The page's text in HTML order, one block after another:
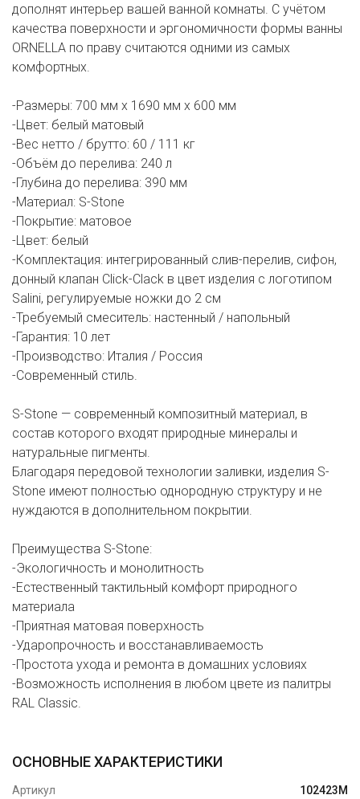
дополнят интерьер вашей ванной комнаты. С учётом
качества поверхности и эргономичности формы ванны
ORNELLA по праву считаются одними из самых
комфортных.
-Размеры: 700 мм х 1690 мм х 600 мм
-Цвет: белый матовый
-Вес нетто / брутто: 60 / 111 кг
-Объём до перелива: 240 л
-Глубина до перелива: 390 мм
-Материал: S-Stone
-Покрытие: матовое
-Цвет: белый
-Комплектация: интегрированный слив-перелив, сифон,
донный клапан Click-Clack в цвет изделия с логотипом
Salini, регулируемые ножки до 2 см
-Требуемый смеситель: настенный / напольный
-Гарантия: 10 лет
-Производство: Италия / Россия
-Современный стиль.
S-Stone — современный композитный материал, в
состав которого входят природные минералы и
натуральные пигменты.
Благодаря передовой технологии заливки, изделия S-
Stone имеют полностью однородную структуру и не
нуждаются в дополнительном покрытии.
Преимущества S-Stone:
-Экологичность и монолитность
-Естественный тактильный комфорт природного
материала
-Приятная матовая поверхность
-Ударопрочность и восстанавливаемость
-Простота ухода и ремонта в домашних условиях
-Возможность исполнения в любом цвете из палитры
RAL Classic.
ОСНОВНЫЕ ХАРАКТЕРИСТИКИ
Артикул
102423M